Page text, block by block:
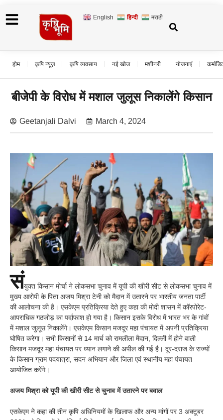
English हिन्दी मराठी
होम कृषि न्यूज़ कृषि व्यवसाय नई खोज मशीनरी योजनाएं
बीजेपी के विरोध में मशाल जुलूस निकालेंगे किसान
Geetanjali Dalvi March 4, 2024
संयुक्त किसान मोर्चा ने लोकसभा चुनाव में यूपी की खीरी सीट से लोकसभा चुनाव में
मुख्य आरोपी के पिता अजय मिश्रा टेनी को मैदान में उतारने पर भारतीय जनता पार्टी
की आलोचना की है। एसकेएम प्रतिक्रिया देते हुए कहा की मोदी शासन में कॉरपोरेट-
आपराधिक गठजोड़ का पर्दाफाश हो गया है। किसान इसके विरोध में भारत भर के गांवों
में मशाल जुलूस निकालेंगे। एसकेएम किसान मजदूर महा पंचायत में अपनी प्रतिक्रिया
घोषित करेगा। सभी किसानों से 14 मार्च को रामलीला मैदान, दिल्ली में होने वाली
किसान मजदूर महा पंचायत पर ध्यान लगाने की अपील की गई है। दूर-दराज के राज्यों
के किसान ग्राम पदयात्रा, सदन अभियान और जिला एवं स्थानीय महा पंचायत
आयोजित करेंगे।
अजय मिश्रा को यूपी की खीरी सीट से चुनाव में उतारने पर बवाल
एसकेएम ने कहा की तीन कृषि अधिनियमों के खिलाफ और अन्य मांगों पर 3 अक्टूबर